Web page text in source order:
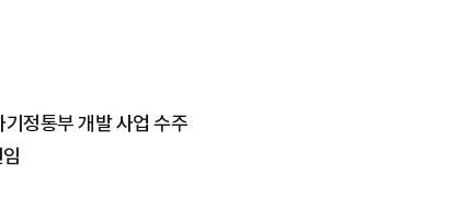
정통부 개발 사업 수주